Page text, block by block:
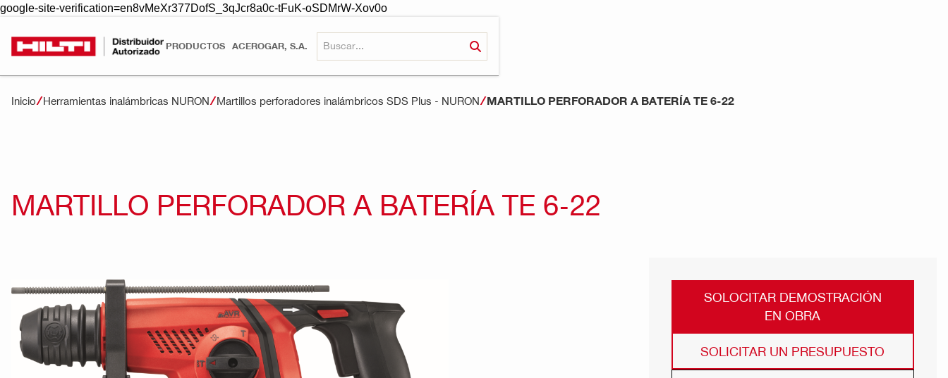
google-site-verification=en8vMeXr377DofS_3qJcr8a0c-tFuK-oSDMrW-Xov0o
PRODUCTOS ACEROGAR, S.A.
Inicio Herramientas inalámbricas NURON Martillos perforadores inalámbricos SDS Plus - NURON MARTILLO PERFORADOR A BATERÍA TE 6-22
MARTILLO PERFORADOR A BATERÍA TE 6-22
SOLOCITAR DEMOSTRACIÓN
EN OBRA
SOLICITAR UN PRESUPUESTO